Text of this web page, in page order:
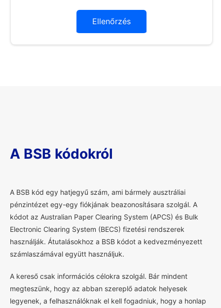
Ellenőrzés
A BSB kódokról
A BSB kód egy hatjegyű szám, ami bármely ausztráliai
pénzintézet egy-egy fiókjának beazonosításara szolgál. A
kódot az Australian Paper Clearing System (APCS) és Bulk
Electronic Clearing System (BECS) fizetési rendszerek
használják. Átutalásokhoz a BSB kódot a kedvezményezett
számlaszámával együtt használjuk.
A kereső csak információs célokra szolgál. Bár mindent
megteszünk, hogy az abban szereplő adatok helyesek
legyenek, a felhasználóknak el kell fogadniuk, hogy a honlap